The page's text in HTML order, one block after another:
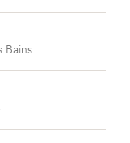
Bains